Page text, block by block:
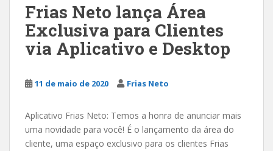
Frias Neto lança Área
Exclusiva para Clientes
via Aplicativo e Desktop
11 de maio de 2020 Frias Neto
Aplicativo Frias Neto: Temos a honra de anunciar mais
uma novidade para você! É o lançamento da área do
cliente, uma espaço exclusivo para os clientes Frias